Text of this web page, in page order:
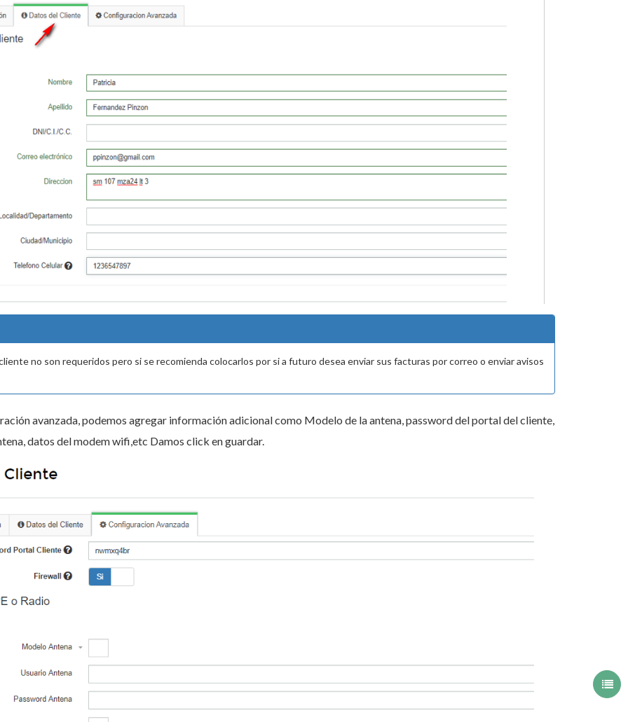
no son requeridos pero si se recomienda colocarlos por si a futuro desea enviar sus facturas por correo o enviar avisos
avanzada, podemos agregar información adicional como Modelo de la antena, password del portal del cliente,
datos del modem wifi,etc Damos click en guardar.